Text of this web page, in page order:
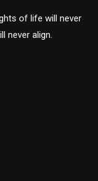
of life will never
never align.